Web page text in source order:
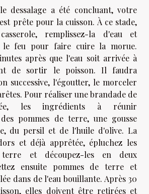
dessalage a été concluant, votre
prête pour la cuisson. À ce stade,
remplissez-la d'eau et
le feu pour faire cuire la morue.
après que l'eau soit arrivée à
de sortir le poisson. Il faudra
successive, l'égoutter, le morceler
Pour réaliser une brandade de
les ingrédients à réunir
pommes de terre, une gousse
du persil et de l'huile d'olive. La
et déjà apprêtée, épluchez les
et découpez-les en deux
ensuite pommes de terre et
dans de l'eau bouillante. Après 30
elles doivent être retirées et